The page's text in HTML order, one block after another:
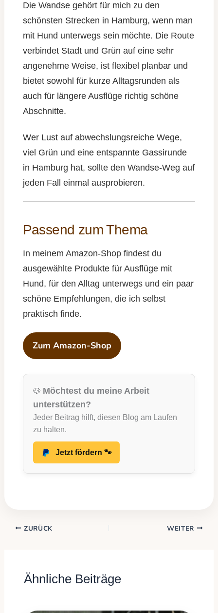
Die Wandse gehört für mich zu den
schönsten Strecken in Hamburg, wenn man
mit Hund unterwegs sein möchte. Die Route
verbindet Stadt und Grün auf eine sehr
angenehme Weise, ist flexibel planbar und
bietet sowohl für kurze Alltagsrunden als
auch für längere Ausflüge richtig schöne
Abschnitte.
Wer Lust auf abwechslungsreiche Wege,
viel Grün und eine entspannte Gassirunde
in Hamburg hat, sollte den Wandse-Weg auf
jeden Fall einmal ausprobieren.
Passend zum Thema
In meinem Amazon-Shop findest du
ausgewählte Produkte für Ausflüge mit
Hund, für den Alltag unterwegs und ein paar
schöne Empfehlungen, die ich selbst
praktisch finde.
Zum Amazon-Shop
🐶 Möchtest du meine Arbeit
unterstützen?
Jeder Beitrag hilft, diesen Blog am Laufen
zu halten.
Jetzt fördern 🐾
ZURÜCK WEITER
Ähnliche Beiträge